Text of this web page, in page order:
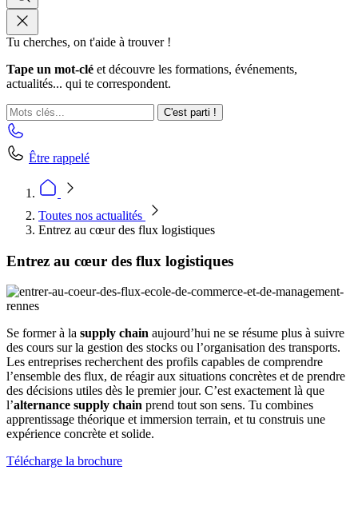
Tu cherches, on t'aide à trouver !
Tape un mot-clé et découvre les formations, événements,
actualités... qui te correspondent.
C'est parti !
Être rappelé
Toutes nos actualités
Entrez au cœur des flux logistiques
Entrez au cœur des flux logistiques
Se former à la supply chain aujourd’hui ne se résume plus à suivre
des cours sur la gestion des stocks ou l’organisation des transports.
Les entreprises recherchent des profils capables de comprendre
l’ensemble des flux, de réagir aux situations concrètes et de prendre
des décisions utiles dès le premier jour. C’est exactement là que
l’alternance supply chain prend tout son sens. Tu combines
apprentissage théorique et immersion terrain, et tu construis une
expérience concrète et solide.
Télécharge la brochure